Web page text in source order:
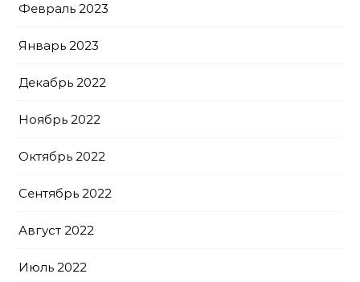
Февраль 2023
Январь 2023
Декабрь 2022
Ноябрь 2022
Октябрь 2022
Сентябрь 2022
Август 2022
Июль 2022